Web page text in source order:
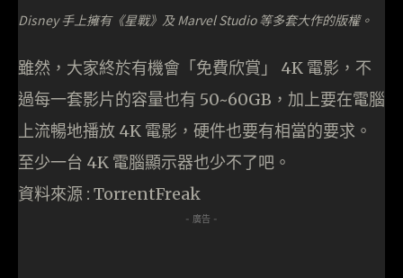
Disney 手上擁有《星戰》及 Marvel Studio 等多套大作的版權。
雖然，大家終於有機會「免費欣賞」 4K 電影，不
過每一套影片的容量也有 50~60GB，加上要在電腦
上流暢地播放 4K 電影，硬件也要有相當的要求。
至少一台 4K 電腦顯示器也少不了吧。
資料來源 : TorrentFreak
- 廣告 -